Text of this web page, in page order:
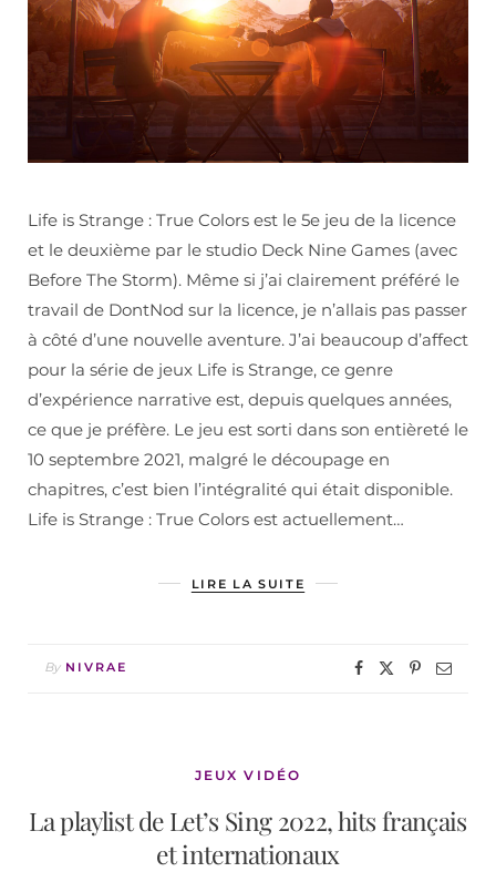
Life is Strange : True Colors est le 5e jeu de la licence
et le deuxième par le studio Deck Nine Games (avec
Before The Storm). Même si j’ai clairement préféré le
travail de DontNod sur la licence, je n’allais pas passer
à côté d’une nouvelle aventure. J’ai beaucoup d’affect
pour la série de jeux Life is Strange, ce genre
d’expérience narrative est, depuis quelques années,
ce que je préfère. Le jeu est sorti dans son entièreté le
10 septembre 2021, malgré le découpage en
chapitres, c’est bien l’intégralité qui était disponible.
Life is Strange : True Colors est actuellement…
LIRE LA SUITE
By NIVRAE
JEUX VIDÉO
La playlist de Let’s Sing 2022, hits français
et internationaux